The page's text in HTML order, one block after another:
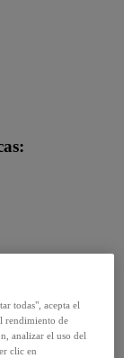
todas", acepta el
rendimiento de
analizar el uso del
clic en